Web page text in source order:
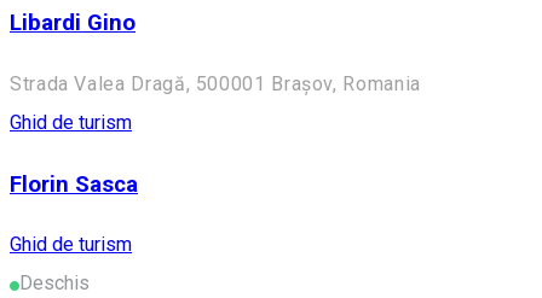
Libardi Gino
Strada Valea Dragă, 500001 Brașov, Romania
Ghid de turism
Florin Sasca
Ghid de turism
Deschis